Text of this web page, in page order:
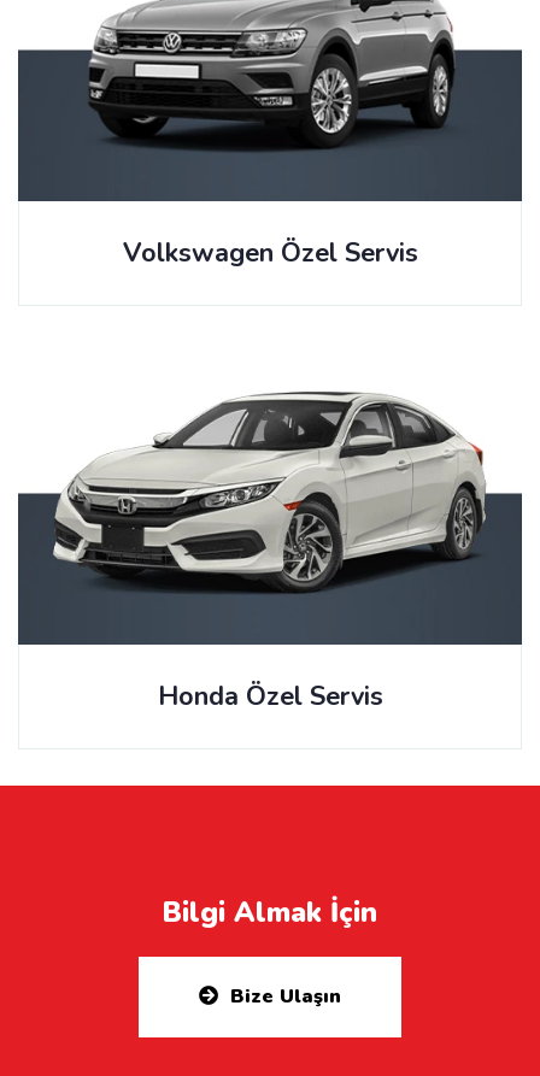
Volkswagen Özel Servis
Honda Özel Servis
Bilgi Almak İçin
Bize Ulaşın